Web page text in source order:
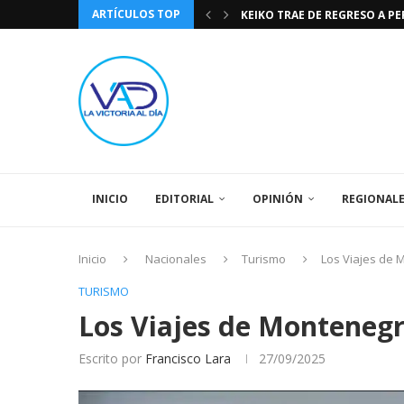
ARTÍCULOS TOP
KEIKO TRAE DE REGRESO A
INICIO EDITORIAL OPINIÓN
Inicio Nacionales Turismo
Los Viajes de
TURISMO
Los Viajes de
Escrito por Francisco Lara 27/09/2025